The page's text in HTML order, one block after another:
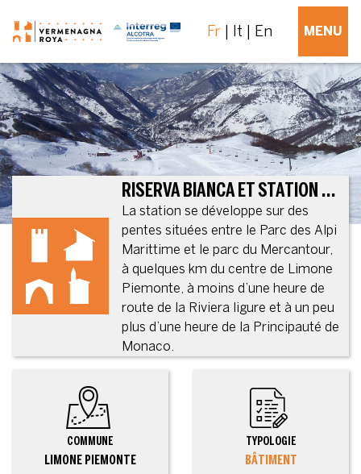
Fr It En MENU
RISERVA BIANCA ET STATION DE SKI
La station se développe sur des
pentes situées entre le Parc des Alpi
Marittime et le parc du Mercantour,
à quelques km du centre de Limone
Piemonte, à moins d’une heure de
route de la Riviera ligure et à un peu
plus d’une heure de la Principauté de
Monaco.
COMMUNE
LIMONE PIEMONTE
TYPOLOGIE
BÂTIMENT